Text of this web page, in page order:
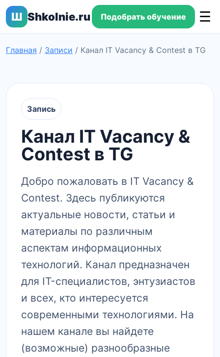
Ш Shkolnie.ru Подобрать обучение ☰
Главная / Записи / Канал IT Vacancy & Contest в TG
Запись
Канал IT Vacancy &
Contest в TG
Добро пожаловать в IT Vacancy &
Contest. Здесь публикуются
актуальные новости, статьи и
материалы по различным
аспектам информационных
технологий. Канал предназначен
для IT-специалистов, энтузиастов
и всех, кто интересуется
современными технологиями. На
нашем канале вы найдете
(возможные) разнообразные